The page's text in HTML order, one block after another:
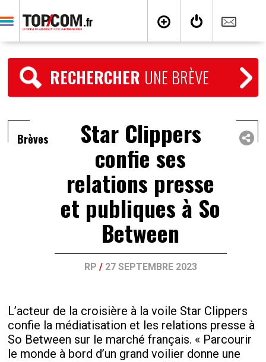
RECHERCHER UNE BRÈVE
Brèves Star Clippers
confie ses
relations presse
et publiques à So
Between
RP / 27 SEPTEMBRE 2023
L’acteur de la croisière à la voile Star Clippers
confie la médiatisation et les relations presse à
So Between sur le marché français. « Parcourir
le monde à bord d’un grand voilier donne une